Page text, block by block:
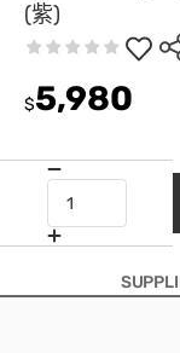
(紫)
$5,980